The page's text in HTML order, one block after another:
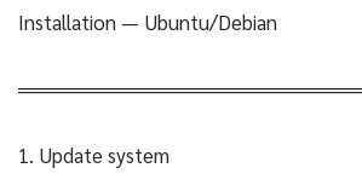
Installation — Ubuntu/Debian
1. Update system